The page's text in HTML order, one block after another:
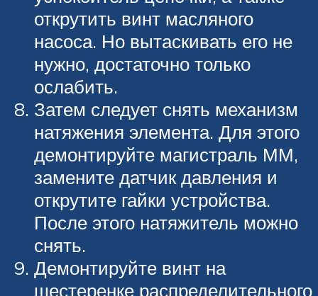
открутить винт масляного
насоса. Но вытаскивать его не
нужно, достаточно только
ослабить.
Затем следует снять механизм
натяжения элемента. Для этого
демонтируйте магистраль ММ,
замените датчик давления и
открутите гайки устройства.
После этого натяжитель можно
снять.
Демонтируйте винт на
шестеренке распределительного